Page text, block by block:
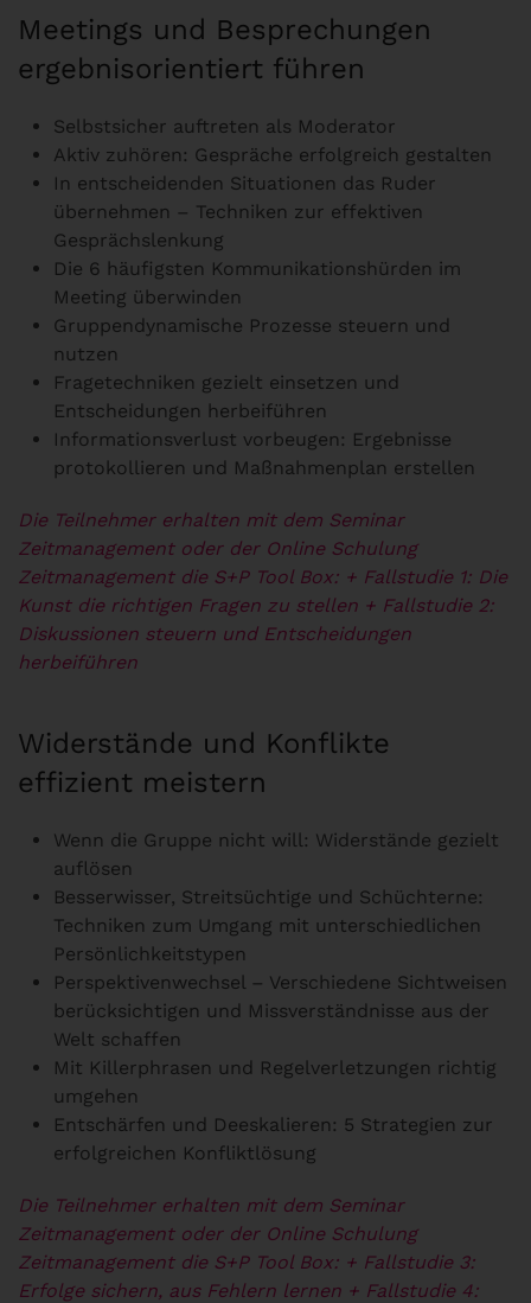
Meetings und Besprechungen
ergebnisorientiert führen
Selbstsicher auftreten als Moderator
Aktiv zuhören: Gespräche erfolgreich gestalten
In entscheidenden Situationen das Ruder
übernehmen – Techniken zur effektiven
Gesprächslenkung
Die 6 häufigsten Kommunikationshürden im
Meeting überwinden
Gruppendynamische Prozesse steuern und
nutzen
Fragetechniken gezielt einsetzen und
Entscheidungen herbeiführen
Informationsverlust vorbeugen: Ergebnisse
protokollieren und Maßnahmenplan erstellen
Die Teilnehmer erhalten mit dem Seminar
Zeitmanagement oder der Online Schulung
Zeitmanagement die S+P Tool Box: + Fallstudie 1: Die
Kunst die richtigen Fragen zu stellen + Fallstudie 2:
Diskussionen steuern und Entscheidungen
herbeiführen
Widerstände und Konflikte
effizient meistern
Wenn die Gruppe nicht will: Widerstände gezielt
auflösen
Besserwisser, Streitsüchtige und Schüchterne:
Techniken zum Umgang mit unterschiedlichen
Persönlichkeitstypen
Perspektivenwechsel – Verschiedene Sichtweisen
berücksichtigen und Missverständnisse aus der
Welt schaffen
Mit Killerphrasen und Regelverletzungen richtig
umgehen
Entschärfen und Deeskalieren: 5 Strategien zur
erfolgreichen Konfliktlösung
Die Teilnehmer erhalten mit dem Seminar
Zeitmanagement oder der Online Schulung
Zeitmanagement die S+P Tool Box: + Fallstudie 3:
Erfolge sichern, aus Fehlern lernen + Fallstudie 4: